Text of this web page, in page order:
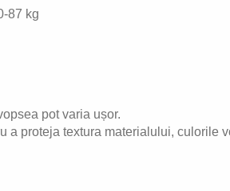
87 kg
pot varia ușor.
a proteja textura materialului, culorile